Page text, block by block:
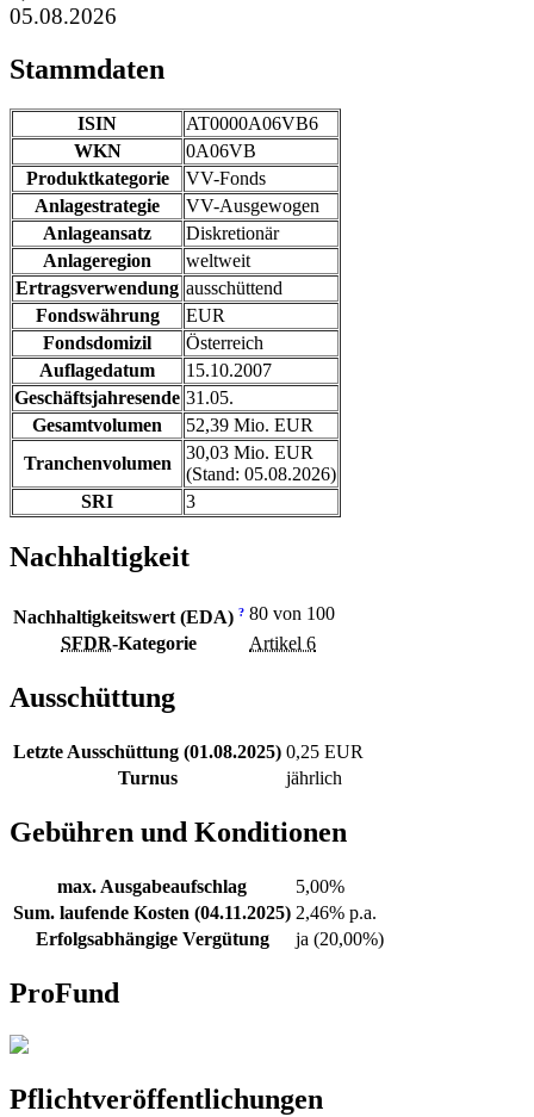
05.08.2026
Stammdaten
ISIN
AT0000A06VB6
WKN
0A06VB
Produktkategorie
VV-Fonds
Anlagestrategie
VV-Ausgewogen
Anlageansatz
Diskretionär
Anlageregion
weltweit
Ertragsverwendung ausschüttend
Fondswährung
EUR
Fondsdomizil
Österreich
Auflagedatum
15.10.2007
Geschäftsjahresende 31.05.
Gesamtvolumen
52,39 Mio. EUR
Tranchenvolumen
30,03 Mio. EUR
(Stand: 05.08.2026)
SRI
3
Nachhaltigkeit
Nachhaltigkeitswert (EDA) ? 80 von 100
SFDR-Kategorie Artikel 6
Ausschüttung
Letzte Ausschüttung (01.08.2025) 0,25 EUR
Turnus
jährlich
Gebühren und Konditionen
max. Ausgabeaufschlag
5,00%
Sum. laufende Kosten (04.11.2025) 2,46% p.a.
Erfolgsabhängige Vergütung
ja (20,00%)
ProFund
Pflichtveröffentlichungen